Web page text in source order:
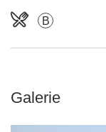
B
Galerie